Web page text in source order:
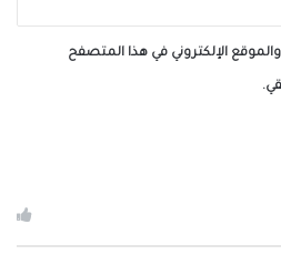
الإلكتروني في هذا المتصفح